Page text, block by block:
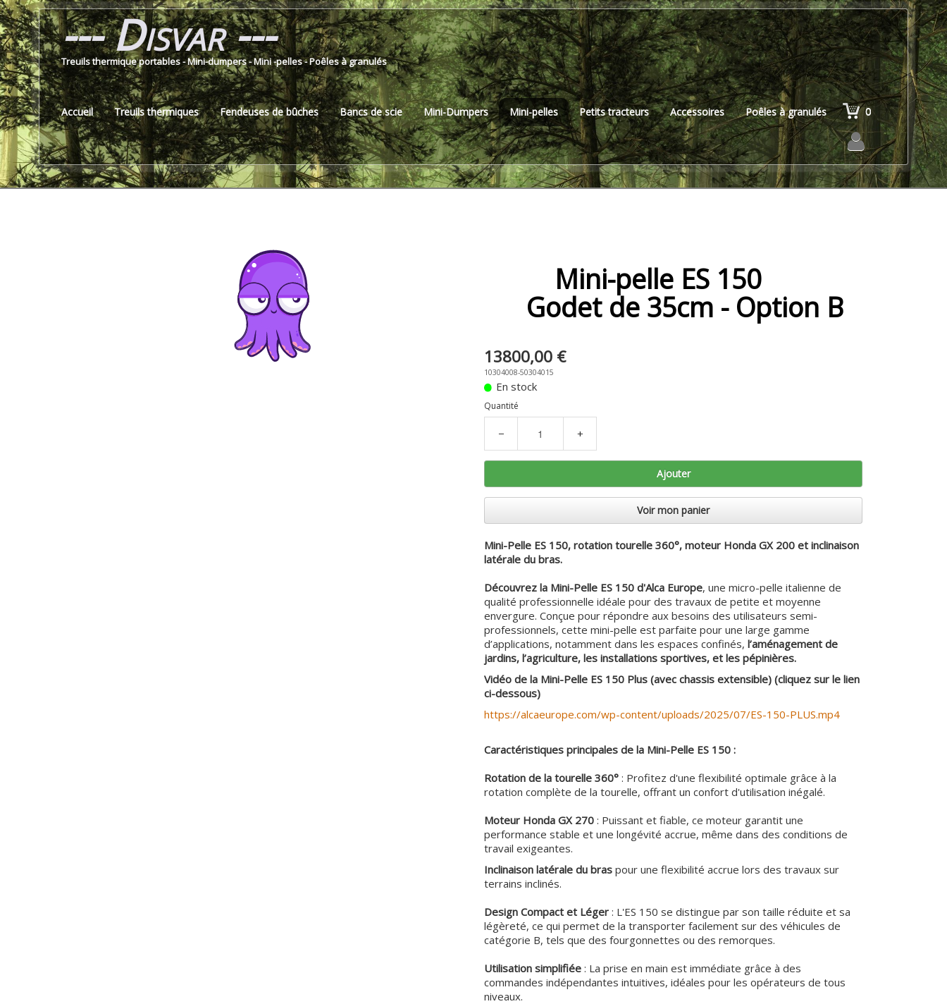
--- Disvar ---
Treuils thermique portables - Mini-dumpers - Mini -pelles - Poêles à granulés
Accueil Treuils thermiques Fendeuses de bûches Bancs de scie Mini-Dumpers Mini-pelles Petits tracteurs Accessoires Poêles à granulés 0
Mini-pelle ES 150
Godet de 35cm - Option B
13800,00 €
10304008-50304015
En stock
Quantité
− +
Ajouter
Voir mon panier
Mini-Pelle ES 150, rotation tourelle 360°, moteur Honda GX 200 et inclinaison
latérale du bras.
Découvrez la Mini-Pelle ES 150 d'Alca Europe, une micro-pelle italienne de
qualité professionnelle idéale pour des travaux de petite et moyenne
envergure. Conçue pour répondre aux besoins des utilisateurs semi-
professionnels, cette mini-pelle est parfaite pour une large gamme
d’applications, notamment dans les espaces confinés, l’aménagement de
jardins, l’agriculture, les installations sportives, et les pépinières.
Vidéo de la Mini-Pelle ES 150 Plus (avec chassis extensible) (cliquez sur le lien
ci-dessous)
https://alcaeurope.com/wp-content/uploads/2025/07/ES-150-PLUS.mp4
Caractéristiques principales de la Mini-Pelle ES 150 :
Rotation de la tourelle 360° : Profitez d'une flexibilité optimale grâce à la
rotation complète de la tourelle, offrant un confort d'utilisation inégalé.
Moteur Honda GX 270 : Puissant et fiable, ce moteur garantit une
performance stable et une longévité accrue, même dans des conditions de
travail exigeantes.
Inclinaison latérale du bras pour une flexibilité accrue lors des travaux sur
terrains inclinés.
Design Compact et Léger : L'ES 150 se distingue par son taille réduite et sa
légèreté, ce qui permet de la transporter facilement sur des véhicules de
catégorie B, tels que des fourgonnettes ou des remorques.
Utilisation simplifiée : La prise en main est immédiate grâce à des
commandes indépendantes intuitives, idéales pour les opérateurs de tous
niveaux.